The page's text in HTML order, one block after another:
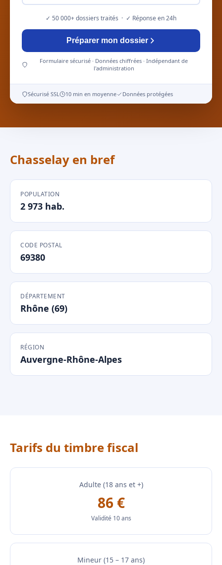
✓ 50 000+ dossiers traités · ✓ Réponse en 24h
Préparer mon dossier
Formulaire sécurisé · Données chiffrées · Indépendant de
l'administration
Sécurisé SSL 10 min en moyenne Données protégées
Chasselay en bref
POPULATION
2 973 hab.
CODE POSTAL
69380
DÉPARTEMENT
Rhône (69)
RÉGION
Auvergne-Rhône-Alpes
Tarifs du timbre fiscal
Adulte (18 ans et +)
86 €
Validité 10 ans
Mineur (15 – 17 ans)